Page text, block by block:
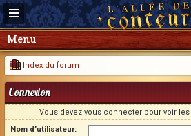
Menu
Index du forum
Connexion
Vous devez vous connecter pour voir
Nom d’utilisateur: